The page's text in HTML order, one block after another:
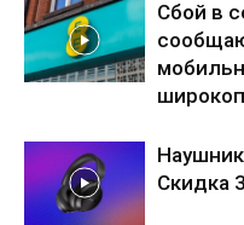
Сбой в
Скидка